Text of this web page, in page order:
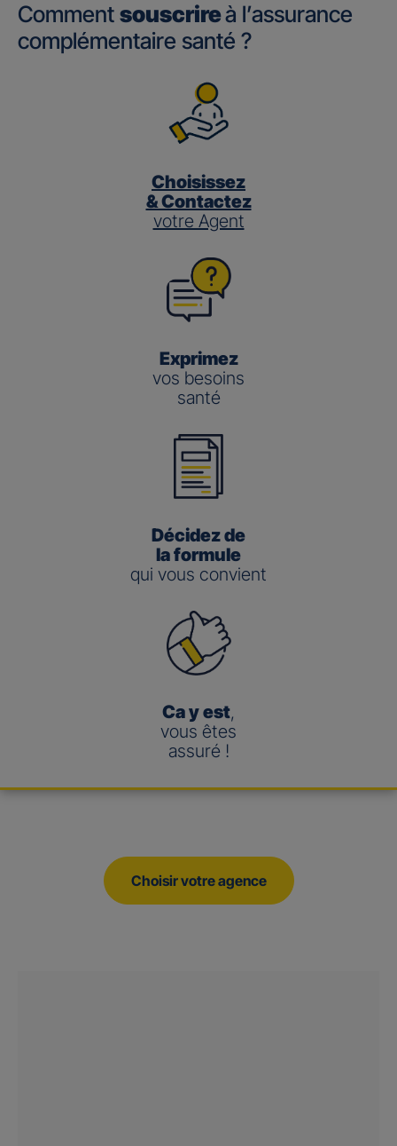
Comment souscrireà l’assurance
complémentaire santé ?
Choisissez
& Contactez
votre Agent
Exprimez
vos besoins
santé
Décidez de
la formule
qui vous convient
Ca y est,
vous êtes
assuré !
Choisir votre agence